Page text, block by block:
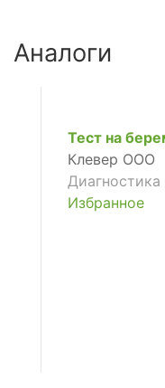
Аналоги
Тест на
Клевер ООО
Диагностика
Избранное